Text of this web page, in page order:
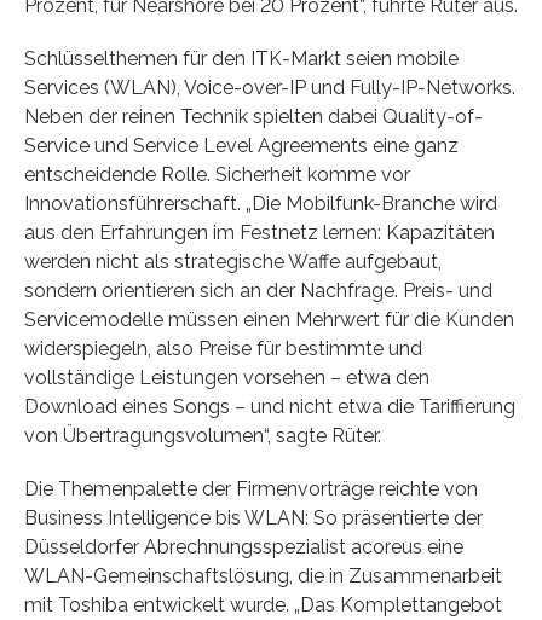
Prozent, für Nearshore bei 20 Prozent“, führte Rüter aus.
Schlüsselthemen für den ITK-Markt seien mobile
Services (WLAN), Voice-over-IP und Fully-IP-Networks.
Neben der reinen Technik spielten dabei Quality-of-
Service und Service Level Agreements eine ganz
entscheidende Rolle. Sicherheit komme vor
Innovationsführerschaft. „Die Mobilfunk-Branche wird
aus den Erfahrungen im Festnetz lernen: Kapazitäten
werden nicht als strategische Waffe aufgebaut,
sondern orientieren sich an der Nachfrage. Preis- und
Servicemodelle müssen einen Mehrwert für die Kunden
widerspiegeln, also Preise für bestimmte und
vollständige Leistungen vorsehen – etwa den
Download eines Songs – und nicht etwa die Tariffierung
von Übertragungsvolumen“, sagte Rüter.
Die Themenpalette der Firmenvorträge reichte von
Business Intelligence bis WLAN: So präsentierte der
Düsseldorfer Abrechnungsspezialist acoreus eine
WLAN-Gemeinschaftslösung, die in Zusammenarbeit
mit Toshiba entwickelt wurde. „Das Komplettangebot